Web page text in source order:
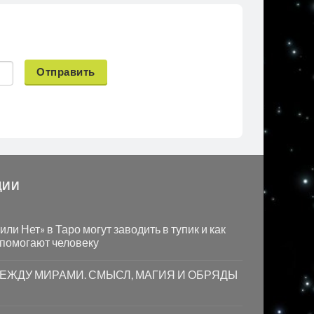
Отправить
Нет» в Таро могут заводить в тупик и как
человеку
МИРАМИ. СМЫСЛ, МАГИЯ И ОБРЯДЫ